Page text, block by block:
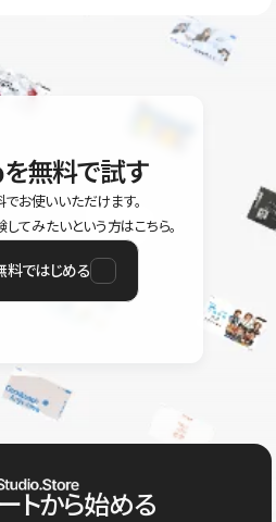
るコミュニティもご利用ください。
を無料で試す
お使いいただけます。
てみたいという方はこちら。
料ではじめる
トから始める